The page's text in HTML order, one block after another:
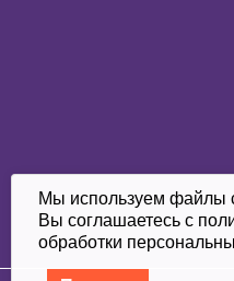
Мы используем файлы
Вы соглашаетесь с
обработки